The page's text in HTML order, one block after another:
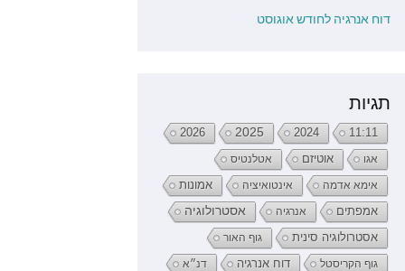
דוח אנרגיה לחודש אוגוסט
תגיות
11:11
2024
2025
2026
אגו אוטיזם אטלנטיס
אימא אדמה אינטואיציה אמונות
אמפתים אנרגיה אסטרולוגיה
אסטרולוגיה סינית גוף האור
גוף הקריסטל דוח אנרגיה דנ״א